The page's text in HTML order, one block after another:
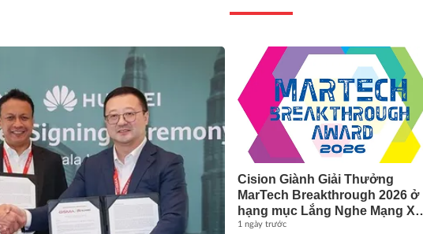
Cision Giành Giải Thưởng
MarTech Breakthrough 2026 ở
hạng mục Lắng Nghe Mạng Xã
Hội, Phân Phối Thông Cáo Báo
1 ngày trước